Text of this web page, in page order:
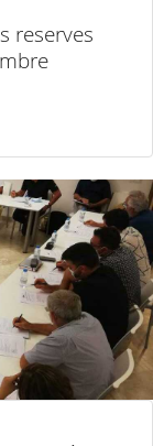
reserves